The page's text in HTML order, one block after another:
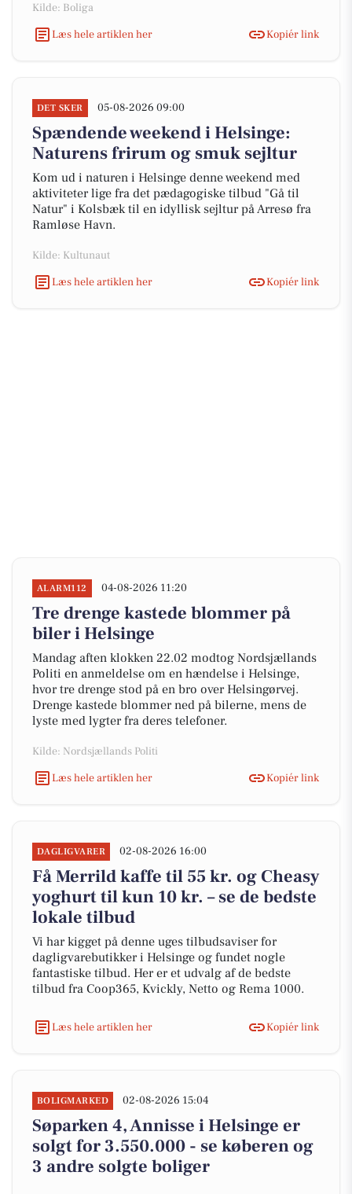
Kilde: Boliga
Læs hele artiklen her
Kopiér link
DET SKER 05-08-2026 09:00
Spændende weekend i Helsinge:
Naturens frirum og smuk sejltur
Kom ud i naturen i Helsinge denne weekend med
aktiviteter lige fra det pædagogiske tilbud "Gå til
Natur" i Kolsbæk til en idyllisk sejltur på Arresø fra
Ramløse Havn.
Kilde: Kultunaut
Læs hele artiklen her
Kopiér link
ALARM112 04-08-2026 11:20
Tre drenge kastede blommer på
biler i Helsinge
Mandag aften klokken 22.02 modtog Nordsjællands
Politi en anmeldelse om en hændelse i Helsinge,
hvor tre drenge stod på en bro over Helsingørvej.
Drenge kastede blommer ned på bilerne, mens de
lyste med lygter fra deres telefoner.
Kilde: Nordsjællands Politi
Læs hele artiklen her
Kopiér link
DAGLIGVARER 02-08-2026 16:00
Få Merrild kaffe til 55 kr. og Cheasy
yoghurt til kun 10 kr. – se de bedste
lokale tilbud
Vi har kigget på denne uges tilbudsaviser for
dagligvarebutikker i Helsinge og fundet nogle
fantastiske tilbud. Her er et udvalg af de bedste
tilbud fra Coop365, Kvickly, Netto og Rema 1000.
Læs hele artiklen her Kopiér link
BOLIGMARKED 02-08-2026 15:04
Søparken 4, Annisse i Helsinge er
solgt for 3.550.000 - se køberen og
3 andre solgte boliger